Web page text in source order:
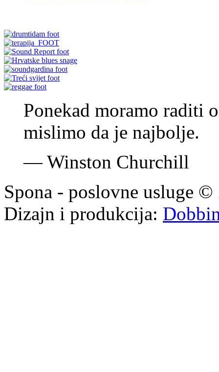
Ponekad moramo raditi
mislimo da je najbolje.
—Winston Churchill
Spona - poslovne usluge
Dizajn i produkcija: